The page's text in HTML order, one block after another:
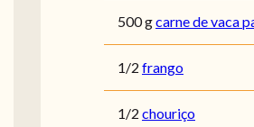
500 gcarne de vaca
1/2 frango
1/2 chouriço